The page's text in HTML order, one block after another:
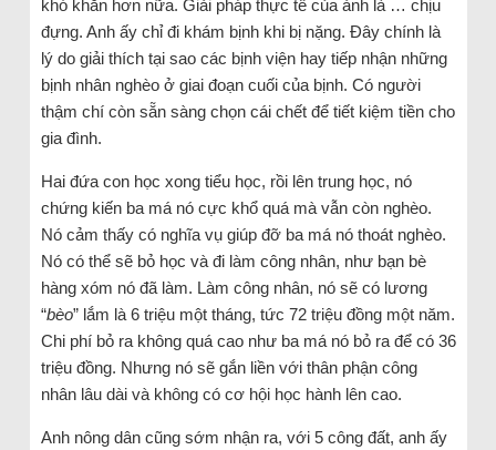
khó khăn hơn nữa. Giải pháp thực tế của ảnh là … chịu
đựng. Anh ấy chỉ đi khám bịnh khi bị nặng. Đây chính là
lý do giải thích tại sao các bịnh viện hay tiếp nhận những
bịnh nhân nghèo ở giai đoạn cuối của bịnh. Có người
thậm chí còn sẵn sàng chọn cái chết để tiết kiệm tiền cho
gia đình.
Hai đứa con học xong tiểu học, rồi lên trung học, nó
chứng kiến ba má nó cực khổ quá mà vẫn còn nghèo.
Nó cảm thấy có nghĩa vụ giúp đỡ ba má nó thoát nghèo.
Nó có thể sẽ bỏ học và đi làm công nhân, như bạn bè
hàng xóm nó đã làm. Làm công nhân, nó sẽ có lương
“bèo” lắm là 6 triệu một tháng, tức 72 triệu đồng một năm.
Chi phí bỏ ra không quá cao như ba má nó bỏ ra để có 36
triệu đồng. Nhưng nó sẽ gắn liền với thân phận công
nhân lâu dài và không có cơ hội học hành lên cao.
Anh nông dân cũng sớm nhận ra, với 5 công đất, anh ấy